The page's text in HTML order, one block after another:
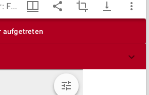
TypeError: Failed to fetch
aufgetreten